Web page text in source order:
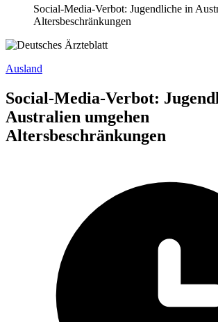
Social-Media-Verbot: Jugendliche in
Altersbeschränkungen
Ausland
Social-Media-Verbot:
Australien umgehen
Altersbeschränkungen